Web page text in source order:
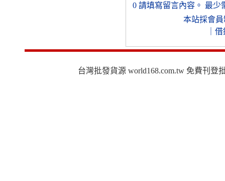
0 請填寫留言內容。 最少
本站採會員
借
台灣批發貨源 world168.com.tw 免費刊登